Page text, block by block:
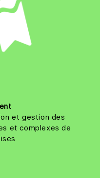
et gestion des
et complexes de